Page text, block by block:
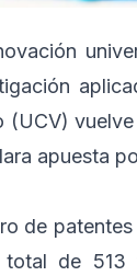
(UCV)
apuesta
de
total de